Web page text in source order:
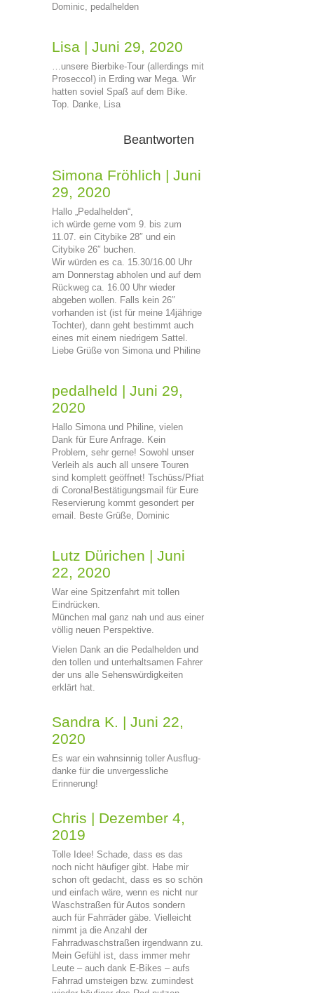
Dominic, pedalhelden
Lisa | Juni 29, 2020
…unsere Bierbike-Tour (allerdings mit
Prosecco!) in Erding war Mega. Wir
hatten soviel Spaß auf dem Bike.
Top. Danke, Lisa
Beantworten
Simona Fröhlich | Juni
29, 2020
Hallo „Pedalhelden“,
ich würde gerne vom 9. bis zum
11.07. ein Citybike 28″ und ein
Citybike 26″ buchen.
Wir würden es ca. 15.30/16.00 Uhr
am Donnerstag abholen und auf dem
Rückweg ca. 16.00 Uhr wieder
abgeben wollen. Falls kein 26″
vorhanden ist (ist für meine 14jährige
Tochter), dann geht bestimmt auch
eines mit einem niedrigem Sattel.
Liebe Grüße von Simona und Philine
pedalheld | Juni 29,
2020
Hallo Simona und Philine, vielen
Dank für Eure Anfrage. Kein
Problem, sehr gerne! Sowohl unser
Verleih als auch all unsere Touren
sind komplett geöffnet! Tschüss/Pfiat
di Corona!Bestätigungsmail für Eure
Reservierung kommt gesondert per
email. Beste Grüße, Dominic
Lutz Dürichen | Juni
22, 2020
War eine Spitzenfahrt mit tollen
Eindrücken.
München mal ganz nah und aus einer
völlig neuen Perspektive.
Vielen Dank an die Pedalhelden und
den tollen und unterhaltsamen Fahrer
der uns alle Sehenswürdigkeiten
erklärt hat.
Sandra K. | Juni 22,
2020
Es war ein wahnsinnig toller Ausflug-
danke für die unvergessliche
Erinnerung!
Chris | Dezember 4,
2019
Tolle Idee! Schade, dass es das
noch nicht häufiger gibt. Habe mir
schon oft gedacht, dass es so schön
und einfach wäre, wenn es nicht nur
Waschstraßen für Autos sondern
auch für Fahrräder gäbe. Vielleicht
nimmt ja die Anzahl der
Fahrradwaschstraßen irgendwann zu.
Mein Gefühl ist, dass immer mehr
Leute – auch dank E-Bikes – aufs
Fahrrad umsteigen bzw. zumindest